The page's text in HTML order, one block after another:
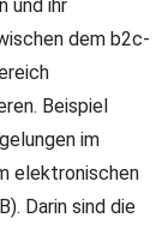
und ihr
dem b2c-
Beispiel
im
elektronischen
Darin sind die